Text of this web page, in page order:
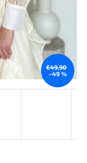
€49,90
–49 %